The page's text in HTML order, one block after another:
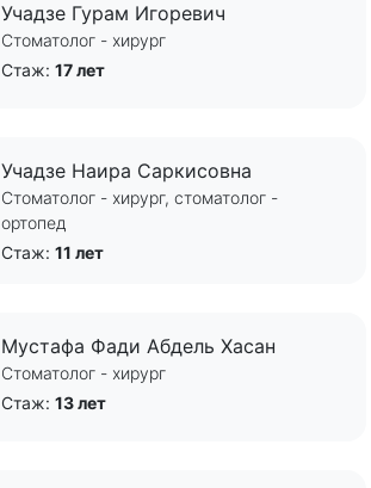
Учадзе Гурам Игоревич
Стоматолог - хирург
Стаж: 17 лет
Учадзе Наира Саркисовна
Стоматолог - хирург, стоматолог -
ортопед
Стаж: 11 лет
Мустафа Фади Абдель Хасан
Стоматолог - хирург
Стаж: 13 лет